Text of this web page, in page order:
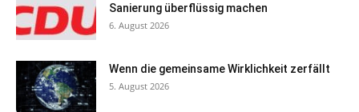
Sanierung überflüssig machen
6. August 2026
Wenn die gemeinsame Wirklichkeit zerfällt
5. August 2026